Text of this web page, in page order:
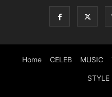
Home CELEB MUSIC
STYLE